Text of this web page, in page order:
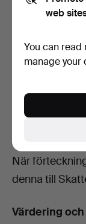
Skatteverket
den avlidnes
testamente
till
När
denna till
Värdering
web
You can read
manage your